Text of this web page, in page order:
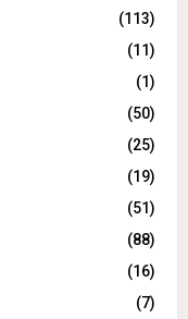
(113)
(11)
(1)
(50)
(25)
(19)
(51)
(88)
(16)
(7)